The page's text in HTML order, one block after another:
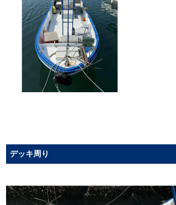
デッキ周り